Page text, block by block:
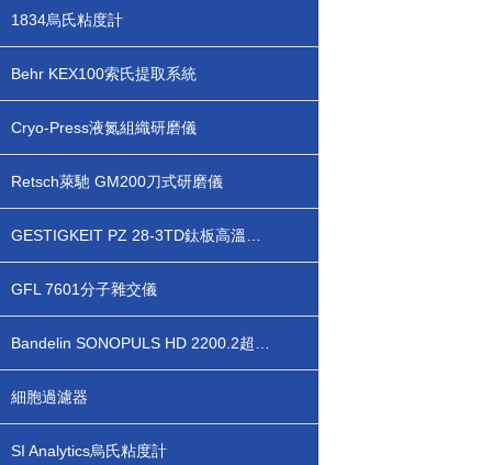
1834烏氏粘度計
Behr KEX100索氏提取系統
Cryo-Press液氮組織研磨儀
Retsch萊馳 GM200刀式研磨儀
GFL 7601分子雜交儀
細胞過濾器
SI Analytics烏氏粘度計